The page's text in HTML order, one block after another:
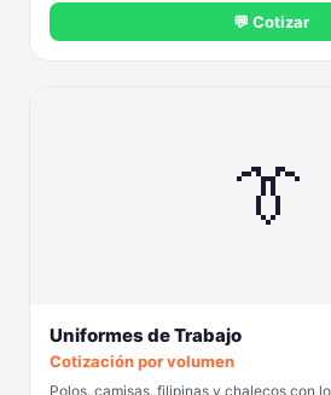
💬 Cotizar
👔
Uniformes de Trabajo
Cotización por volumen
Polos, camisas, filipinas y chalecos con